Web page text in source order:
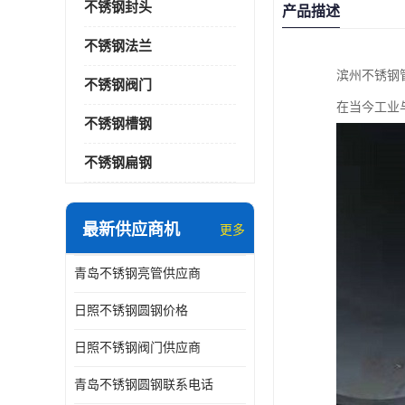
不锈钢封头
不锈钢法兰
不锈钢阀门
不锈钢槽钢
不锈钢扁钢
最新供应商机 更多
青岛不锈钢亮管供应商
日照不锈钢圆钢价格
日照不锈钢阀门供应商
青岛不锈钢圆钢联系电话
产品描述
滨州不锈钢
在当今工业